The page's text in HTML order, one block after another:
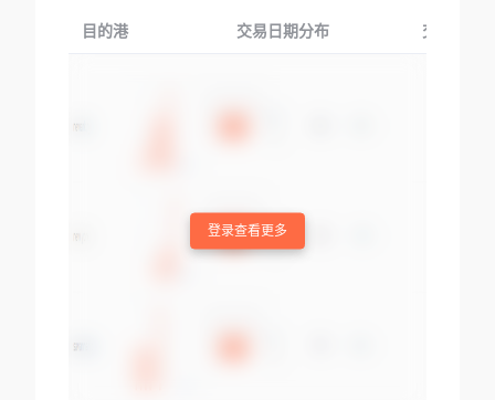
目的港 交易日期分布 交易产品
登录查看更多